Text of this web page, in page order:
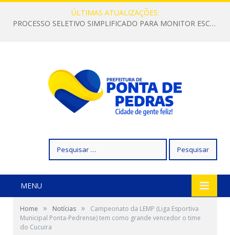
ÚLTIMAS ATUALIZAÇÕES:
PROCESSO SELETIVO SIMPLIFICADO PARA MONITOR ESCOLAR
por:
MENU
Home » Notícias »
Campeonato da LEMP (Liga Esportiva
Municipal Ponta-Pedrense) tem como grande vencedor o time
do Cucuira